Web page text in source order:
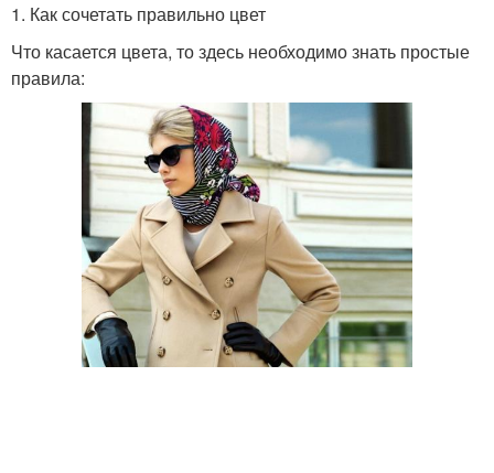
1. Как сочетать правильно цвет
Что касается цвета, то здесь необходимо знать простые
правила: